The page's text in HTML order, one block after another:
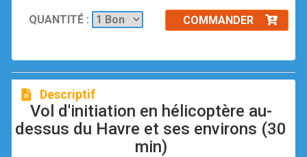
QUANTITÉ : COMMANDER
Descriptif
Vol d'initiation en hélicoptère au-
dessus du Havre et ses environs (30
min)